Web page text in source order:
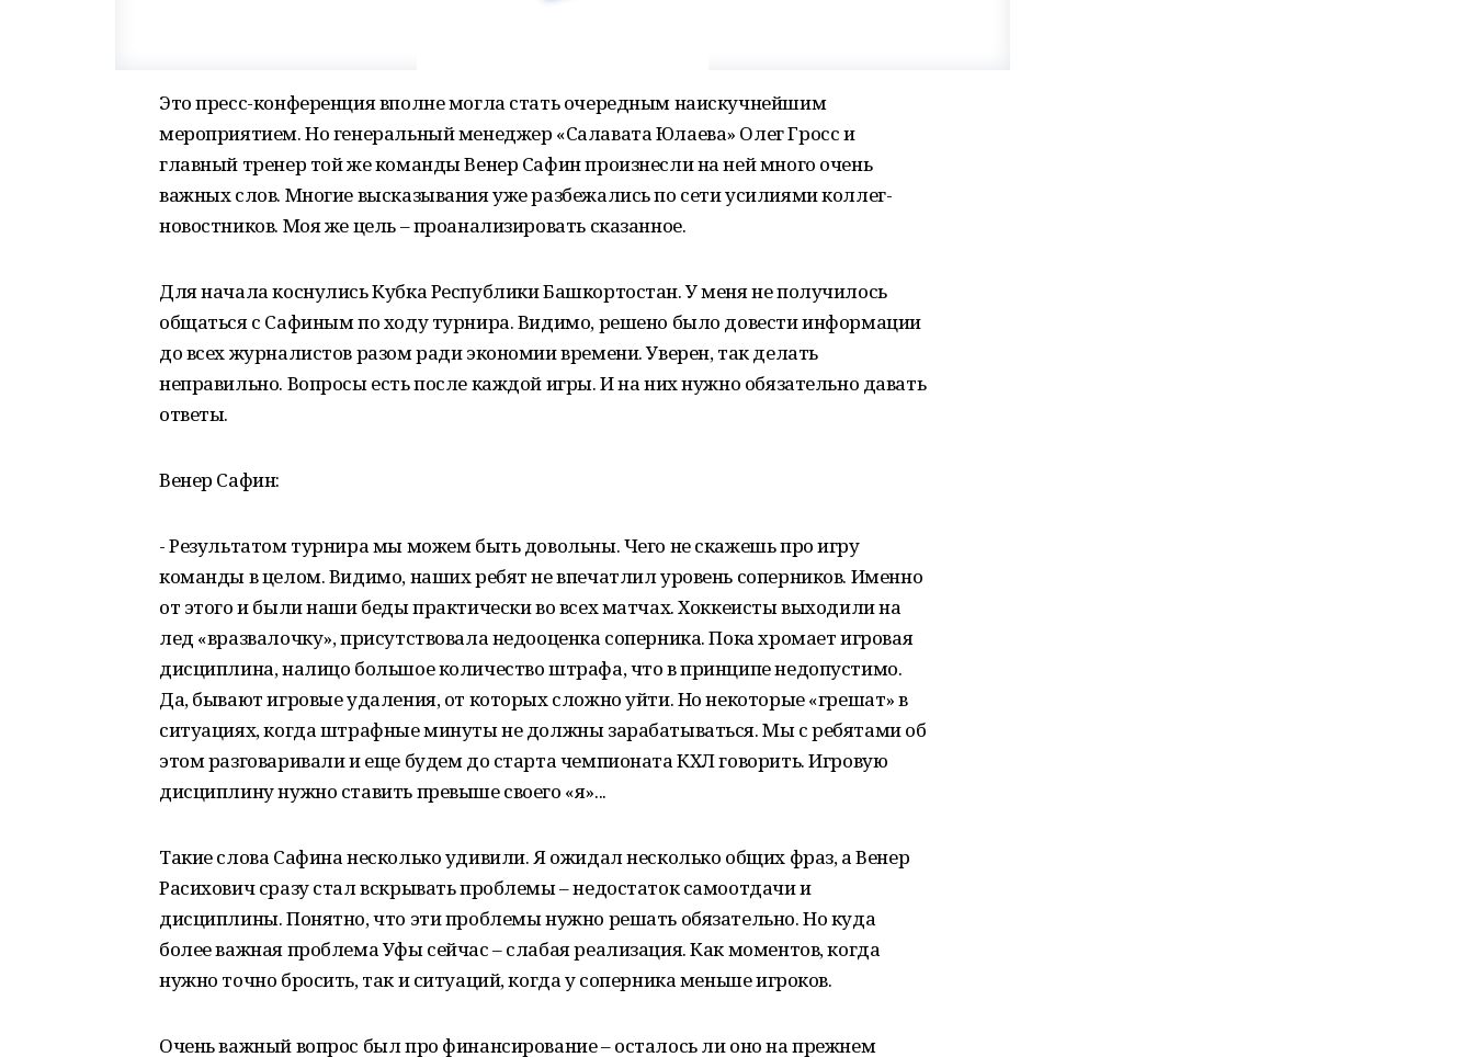
Это пресс-конференция вполне могла стать очередным наискучнейшим
мероприятием. Но генеральный менеджер «Салавата Юлаева» Олег Гросс и
главный тренер той же команды Венер Сафин произнесли на ней много очень
важных слов. Многие высказывания уже разбежались по сети усилиями коллег-
новостников. Моя же цель – проанализировать сказанное.
Для начала коснулись Кубка Республики Башкортостан. У меня не получилось
общаться с Сафиным по ходу турнира. Видимо, решено было довести информации
до всех журналистов разом ради экономии времени. Уверен, так делать
неправильно. Вопросы есть после каждой игры. И на них нужно обязательно давать
ответы.
Венер Сафин:
- Результатом турнира мы можем быть довольны. Чего не скажешь про игру
команды в целом. Видимо, наших ребят не впечатлил уровень соперников. Именно
от этого и были наши беды практически во всех матчах. Хоккеисты выходили на
лед «вразвалочку», присутствовала недооценка соперника. Пока хромает игровая
дисциплина, налицо большое количество штрафа, что в принципе недопустимо.
Да, бывают игровые удаления, от которых сложно уйти. Но некоторые «грешат» в
ситуациях, когда штрафные минуты не должны зарабатываться. Мы с ребятами об
этом разговаривали и еще будем до старта чемпионата КХЛ говорить. Игровую
дисциплину нужно ставить превыше своего «я»...
Такие слова Сафина несколько удивили. Я ожидал несколько общих фраз, а Венер
Расихович сразу стал вскрывать проблемы – недостаток самоотдачи и
дисциплины. Понятно, что эти проблемы нужно решать обязательно. Но куда
более важная проблема Уфы сейчас – слабая реализация. Как моментов, когда
нужно точно бросить, так и ситуаций, когда у соперника меньше игроков.
Очень важный вопрос был про финансирование – осталось ли оно на прежнем